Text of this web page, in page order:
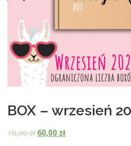
BOX – wrzesień
78,00zł P
60,00 złA